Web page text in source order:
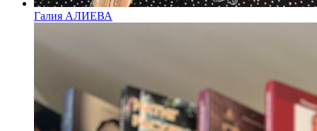
Галия АЛИЕВА